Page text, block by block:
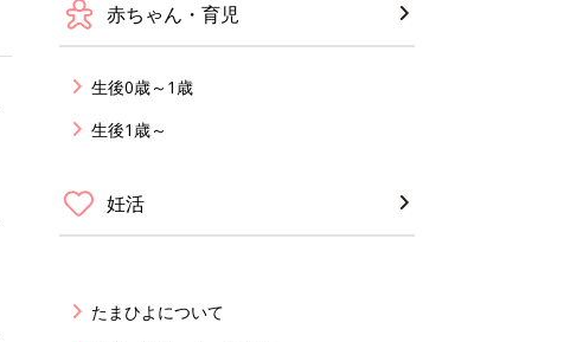
赤ちゃん・育児
生後0歳～1歳
生後1歳～
妊活
たまひよについて